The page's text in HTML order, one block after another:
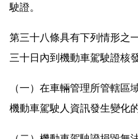
駛證。
第三十八條具有下列情形之
三十日內到機動車駕駛證核
（一）在車輛管理所管轄區
機動車駕駛人資訊發生變化